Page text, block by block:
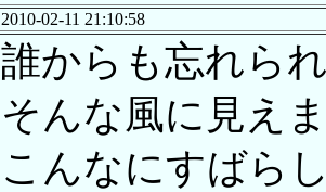
2010-02-11 21:10:58
誰からも忘れら
そんな風に見え
こんなにすばら